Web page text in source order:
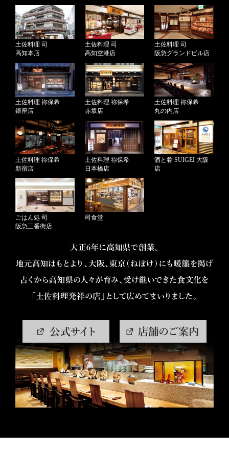
土佐料理 司
高知本店
土佐料理 司
高知空港店
土佐料理 司
阪急グランドビル店
土佐料理 祢保希
銀座店
土佐料理 祢保希
赤坂店
土佐料理 祢保希
丸の内店
土佐料理 祢保希
新宿店
土佐料理 祢保希
日本橋店
酒と肴 SUIGEI 大阪
店
ごはん処 司
阪急三番街店
司食堂